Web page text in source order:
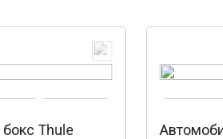
Thule